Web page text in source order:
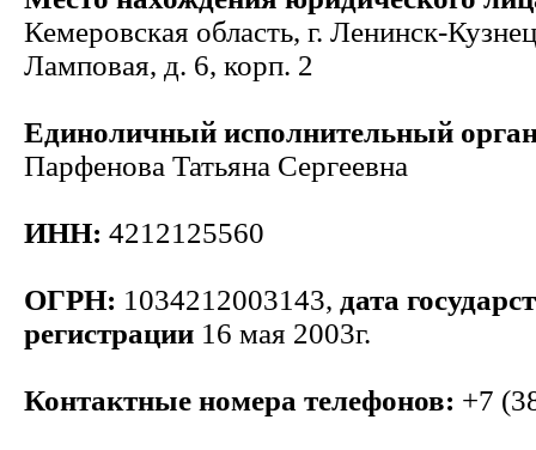
Кемеровская область, г. Ленинск-
Ламповая, д. 6, корп. 2
Единоличный исполнительный
Парфенова Татьяна Сергеевна
ИНН: 4212125560
ОГРН: 1034212003143, дата
регистрации 16 мая 2003г.
Контактные номера телефонов: +7